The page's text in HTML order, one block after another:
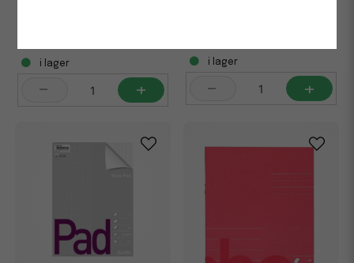
i lager
- +
i lager
- +